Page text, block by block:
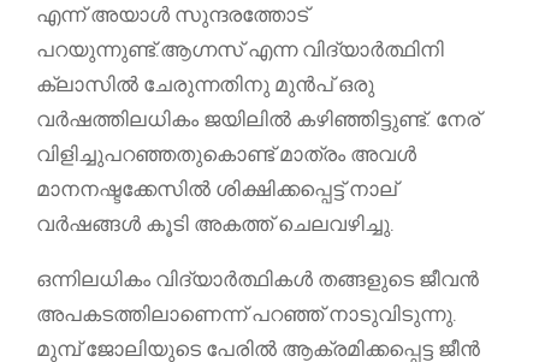
എന്ന് അയാൾ സുന്ദരത്തോട്
പറയുന്നുണ്ട്.ആഗ്നസ് എന്ന വിദ്യാർത്ഥിനി
ക്ലാസിൽ ചേരുന്നതിനു മുൻപ് ഒരു
വർഷത്തിലധികം ജയിലിൽ കഴിഞ്ഞിട്ടുണ്ട്. നേര്
വിളിച്ചുപറഞ്ഞതുകൊണ്ട് മാത്രം അവൾ
മാനനഷ്ടക്കേസിൽ ശിക്ഷിക്കപ്പെട്ട് നാല്
വർഷങ്ങൾ കൂടി അകത്ത് ചെലവഴിച്ചു.
ഒന്നിലധികം വിദ്യാർത്ഥികൾ തങ്ങളുടെ ജീവൻ
അപകടത്തിലാണെന്ന് പറഞ്ഞ് നാടുവിടുന്നു.
മുമ്പ് ജോലിയുടെ പേരിൽ ആക്രമിക്കപ്പെട്ട ജീൻ